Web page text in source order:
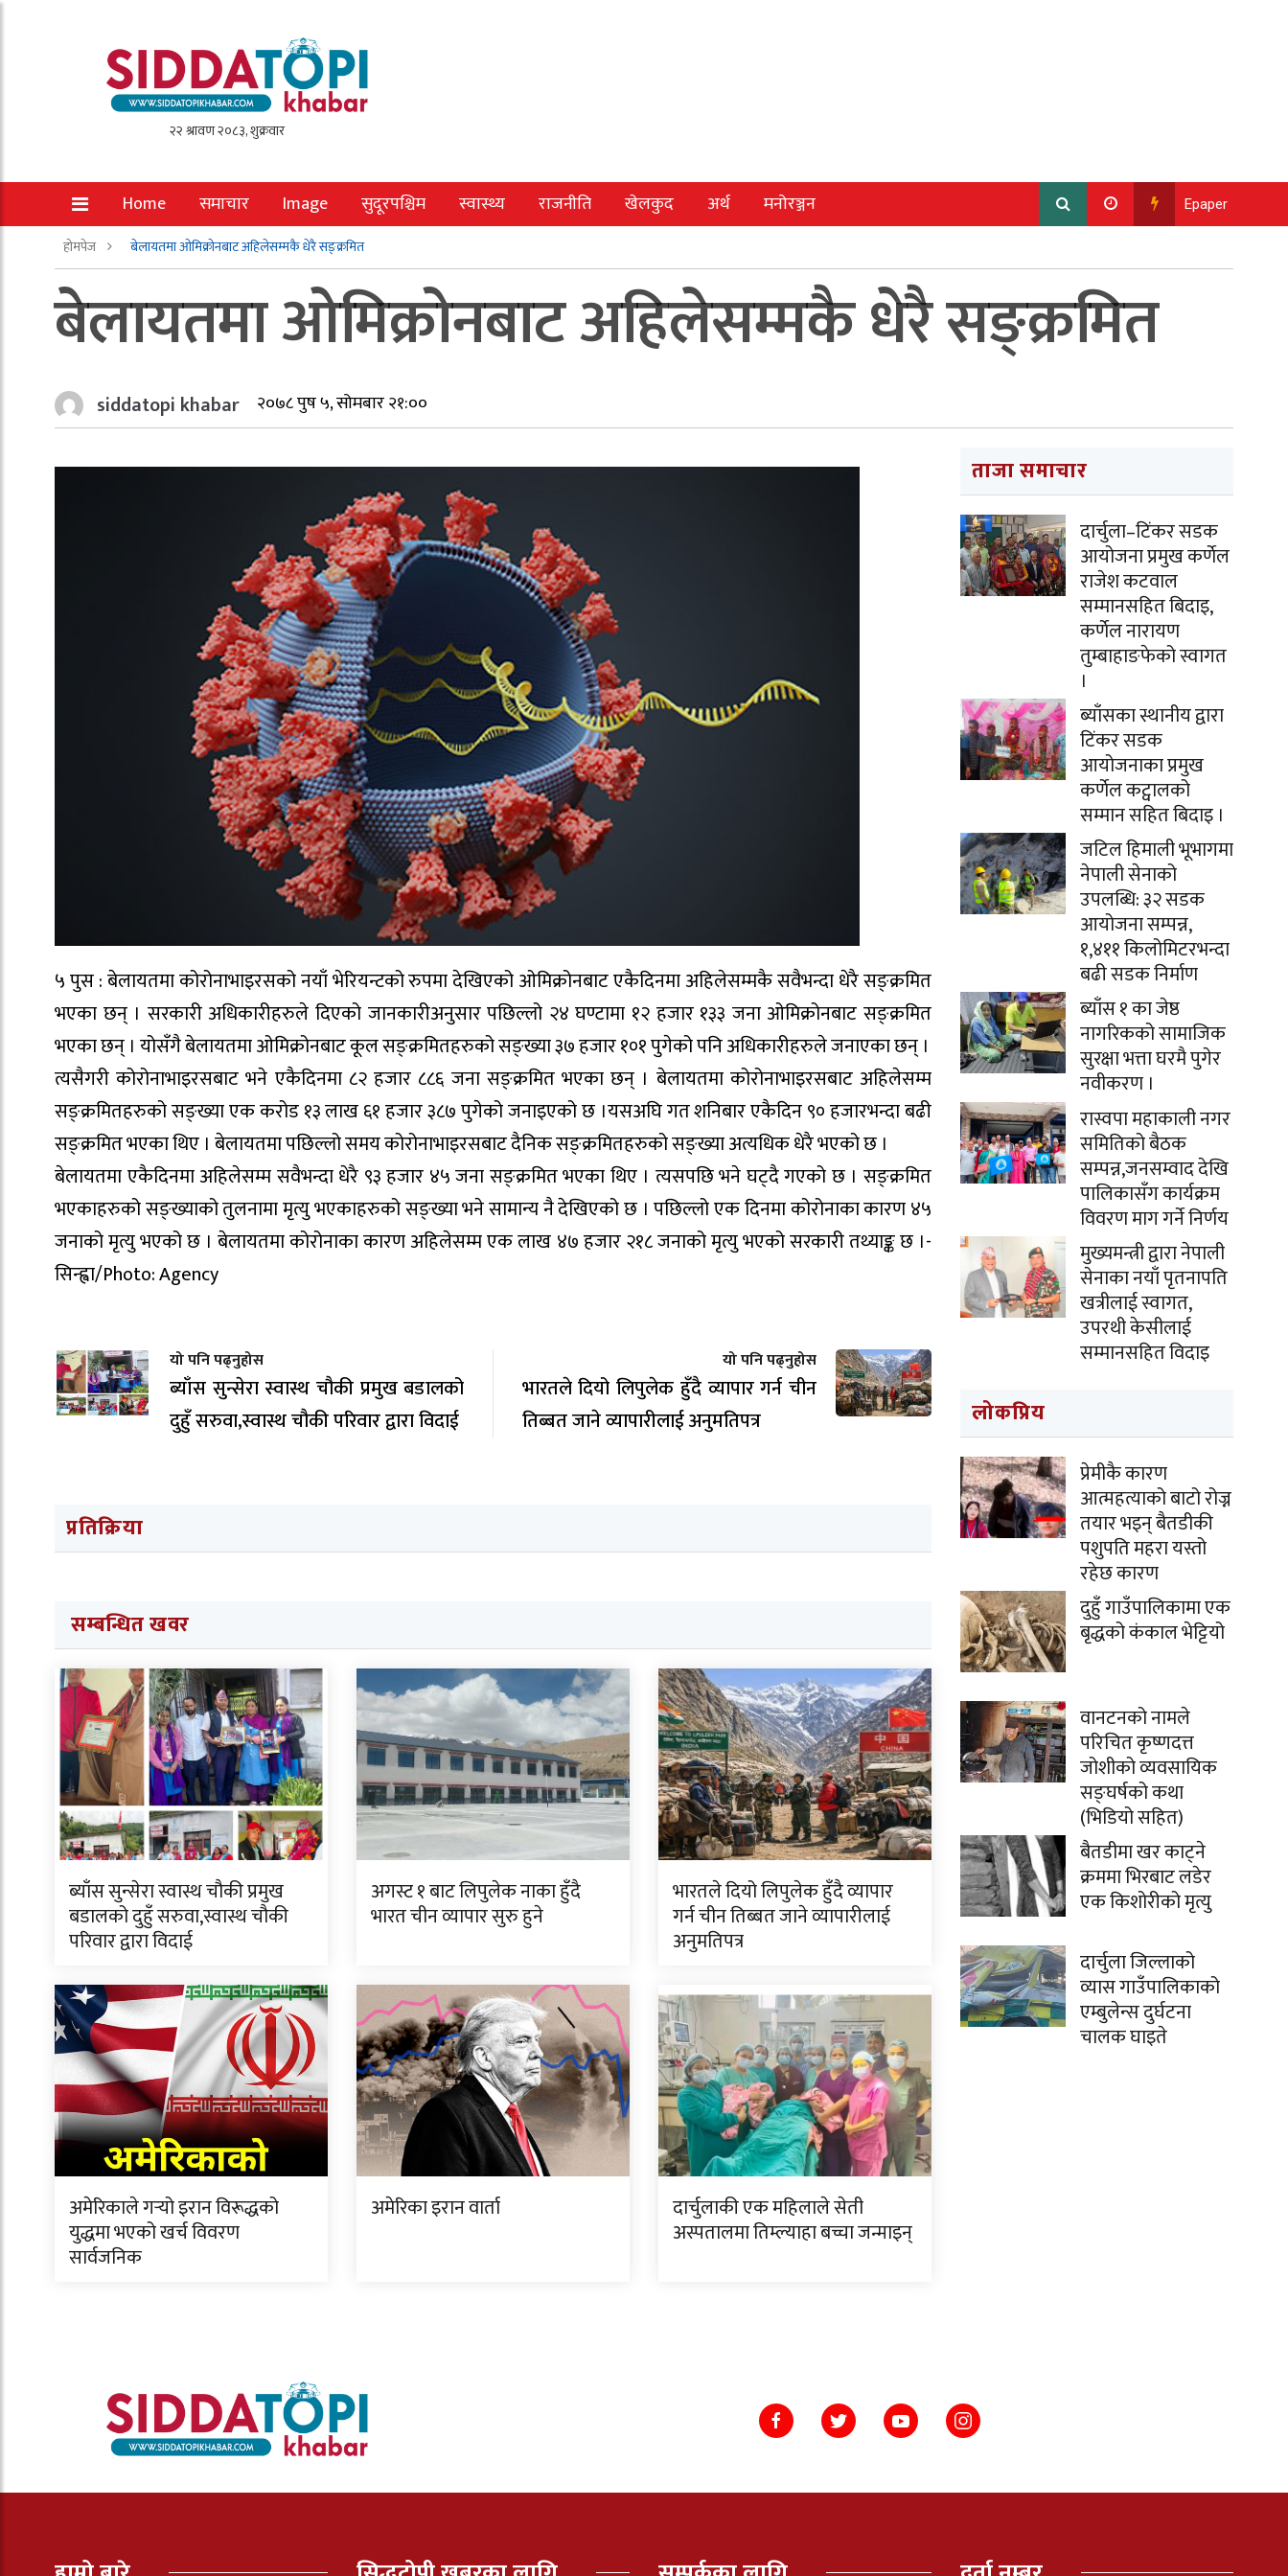
Home समाचार Image सुदूरपश्चिम स्वास्थ्य राजनीति खेलकुद अर्थ मनोरञ्जन Epaper
होमपेज बेलायतमा ओमिक्रोनबाट अहिलेसम्मकै धेरै सङ्क्रमित
बेलायतमा ओमिक्रोनबाट अहिलेसम्मकै धेरै सङ्क्रमित
siddatopi khabar २०७८ पुष ५, सोमबार २१:००
५ पुस : बेलायतमा कोरोनाभाइरसको नयाँ भेरियन्टको रुपमा देखिएको ओमिक्रोनबाट एकैदिनमा अहिलेसम्मकै सवैभन्दा धेरै सङ्क्रमित
भएका छन् । सरकारी अधिकारीहरुले दिएको जानकारीअनुसार पछिल्लो २४ घण्टामा १२ हजार १३३ जना ओमिक्रोनबाट सङ्क्रमित
भएका छन् । योसँगै बेलायतमा ओमिक्रोनबाट कूल सङ्क्रमितहरुको सङ्ख्या ३७ हजार १०१ पुगेको पनि अधिकारीहरुले जनाएका छन् ।
त्यसैगरी कोरोनाभाइरसबाट भने एकैदिनमा ८२ हजार ८८६ जना सङ्क्रमित भएका छन् । बेलायतमा कोरोनाभाइरसबाट अहिलेसम्म
सङ्क्रमितहरुको सङ्ख्या एक करोड १३ लाख ६१ हजार ३८७ पुगेको जनाइएको छ ।यसअघि गत शनिबार एकैदिन ९० हजारभन्दा बढी
सङ्क्रमित भएका थिए । बेलायतमा पछिल्लो समय कोरोनाभाइरसबाट दैनिक सङ्क्रमितहरुको सङ्ख्या अत्यधिक धेरै भएको छ ।
बेलायतमा एकैदिनमा अहिलेसम्म सवैभन्दा धेरै ९३ हजार ४५ जना सङ्क्रमित भएका थिए । त्यसपछि भने घट्दै गएको छ । सङ्क्रमित
भएकाहरुको सङ्ख्याको तुलनामा मृत्यु भएकाहरुको सङ्ख्या भने सामान्य नै देखिएको छ । पछिल्लो एक दिनमा कोरोनाका कारण ४५
जनाको मृत्यु भएको छ । बेलायतमा कोरोनाका कारण अहिलेसम्म एक लाख ४७ हजार २१८ जनाको मृत्यु भएको सरकारी तथ्याङ्क छ ।-
सिन्ह्वा/Photo: Agency
यो पनि पढ्नुहोस
ब्याँस सुन्सेरा स्वास्थ चौकी प्रमुख बडालको
दुहुँ सरुवा,स्वास्थ चौकी परिवार द्वारा विदाई
यो पनि पढ्नुहोस
भारतले दियो लिपुलेक हुँदै व्यापार गर्न चीन
तिब्बत जाने व्यापारीलाई अनुमतिपत्र
प्रतिक्रिया
सम्बन्धित खवर
ब्याँस सुन्सेरा स्वास्थ चौकी प्रमुख
बडालको दुहुँ सरुवा,स्वास्थ चौकी
परिवार द्वारा विदाई
अगस्ट १ बाट लिपुलेक नाका हुँदै
भारत चीन व्यापार सुरु हुने
भारतले दियो लिपुलेक हुँदै व्यापार
गर्न चीन तिब्बत जाने व्यापारीलाई
अनुमतिपत्र
अमेरिकाले गर्‍यो इरान विरूद्धको
युद्धमा भएको खर्च विवरण
सार्वजनिक
अमेरिका इरान वार्ता दार्चुलाकी एक महिलाले सेती
अस्पतालमा तिम्ल्याहा बच्चा जन्माइन्
ताजा समाचार
दार्चुला–टिंकर सडक
आयोजना प्रमुख कर्णेल
राजेश कटवाल
सम्मानसहित बिदाइ,
कर्णेल नारायण
तुम्बाहाङफेको स्वागत
।
ब्याँसका स्थानीय द्वारा
टिंकर सडक
आयोजनाका प्रमुख
कर्णेल कट्वालको
सम्मान सहित बिदाइ ।
जटिल हिमाली भूभागमा
नेपाली सेनाको
उपलब्धि: ३२ सडक
आयोजना सम्पन्न,
१,४११ किलोमिटरभन्दा
बढी सडक निर्माण
ब्याँस १ का जेष्ठ
नागरिकको सामाजिक
सुरक्षा भत्ता घरमै पुगेर
नवीकरण ।
रास्वपा महाकाली नगर
समितिको बैठक
सम्पन्न,जनसम्वाद देखि
पालिकासँग कार्यक्रम
विवरण माग गर्ने निर्णय
मुख्यमन्त्री द्वारा नेपाली
सेनाका नयाँ पृतनापति
खत्रीलाई स्वागत,
उपरथी केसीलाई
सम्मानसहित विदाइ
लोकप्रिय
प्रेमीकै कारण
आत्महत्याको बाटो रोज्न
तयार भइन् बैतडीकी
पशुपति महरा यस्तो
रहेछ कारण
दुहुँ गाउँपालिकामा एक
बृद्धको कंकाल भेट्टियो
वानटनको नामले
परिचित कृष्णदत्त
जोशीको व्यवसायिक
सङ्घर्षको कथा
(भिडियो सहित)
बैतडीमा खर काट्ने
क्रममा भिरबाट लडेर
एक किशोरीको मृत्यु
दार्चुला जिल्लाको
व्यास गाउँपालिकाको
एम्बुलेन्स दुर्घटना
चालक घाइते